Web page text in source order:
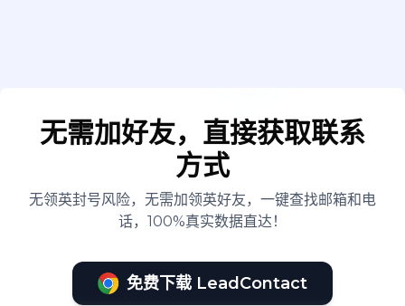
无需加好友，直接获取联系
方式
无领英封号风险，无需加领英好友，一键查找邮箱和电
话，100%真实数据直达！
免费下载 LeadContact